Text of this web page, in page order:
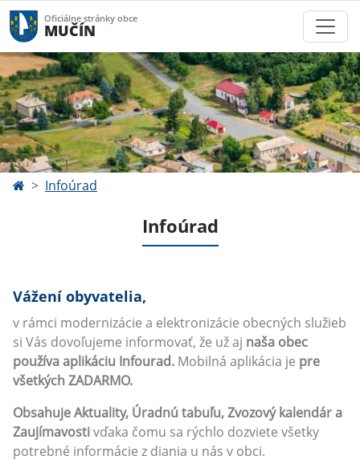
Oficiálne stránky obce
MUČÍN
Infoúrad
Infoúrad
Vážení obyvatelia,
v rámci modernizácie a elektronizácie obecných služieb
si Vás dovoľujeme informovať, že už aj naša obec
používa aplikáciu Infourad. Mobilná aplikácia je pre
všetkých ZADARMO.
Obsahuje Aktuality, Úradnú tabuľu, Zvozový kalendár a
Zaujímavostivďaka čomu sa rýchlo dozviete všetky
potrebné informácie z diania u nás v obci.